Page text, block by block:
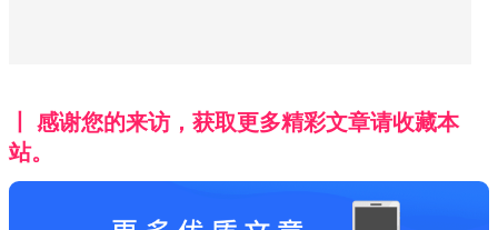
丨 感谢您的来访，获取更多精彩文章请收藏本
站。